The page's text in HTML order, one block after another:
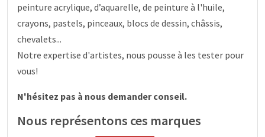
peinture acrylique, d’aquarelle, de peinture à l'huile,
crayons, pastels, pinceaux, blocs de dessin, châssis,
chevalets...
Notre expertise d'artistes, nous pousse à les tester pour
vous!
N'hésitez pas à nous demander conseil.
Nous représentons ces marques